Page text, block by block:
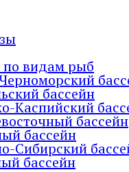
по видам рыб
бассейн
Каспийский
бассейн
бассейн
Сибирский
бассейн